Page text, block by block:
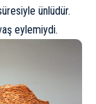
ünlüdür.
eylemiydi.